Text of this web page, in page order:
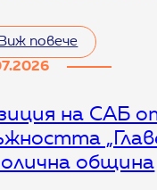
повече
на САБ
община